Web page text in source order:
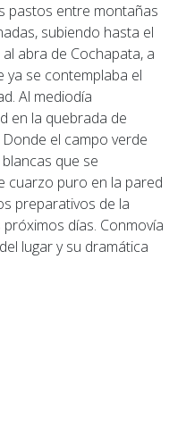
pastos entre montañas
subiendo hasta el
abra de Cochapata, a
ya se contemplaba el
Al mediodía
en la quebrada de
el campo verde
que se
cuarzo puro en la pared
preparativos de la
días. Conmovía
lugar y su dramática